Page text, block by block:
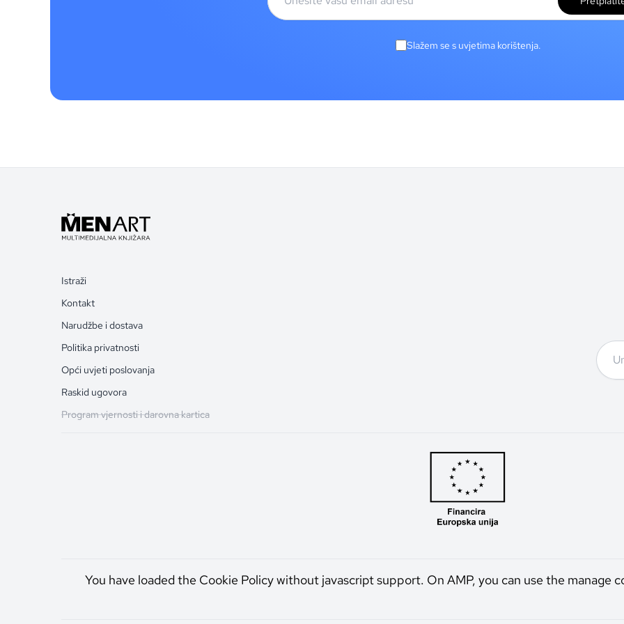
Slažem se s uvjetima korištenja.
Istraži
Kontakt
Narudžbe i dostava
Politika privatnosti
Opći uvjeti poslovanja
Raskid ugovora
Program vjernosti i darovna kartica
You have loaded the Cookie Policy without javascript support. On AMP, you can use the